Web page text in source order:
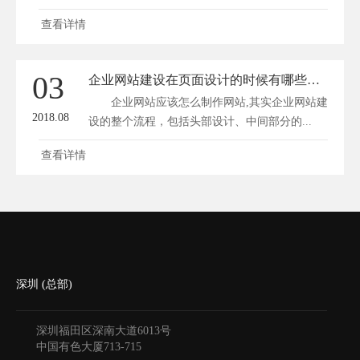
颖...
查看详情
03
2018.08
企业网站建设在页面设计的时候有哪些技巧？
企业网站应该怎么制作网站,其实企业网站建
设的整个流程，包括头部设计、中间部分的...
查看详情
深圳 (总部)
深圳福田区深南大道6013号
中国有色大厦713-715